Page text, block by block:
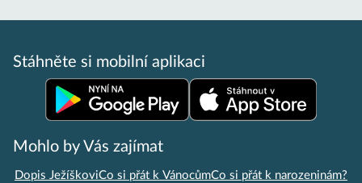
Stáhněte si mobilní aplikaci
Mohlo by Vás zajímat
Dopis JežíškoviCo si přát k VánocůmCo si přát k narozeninám?